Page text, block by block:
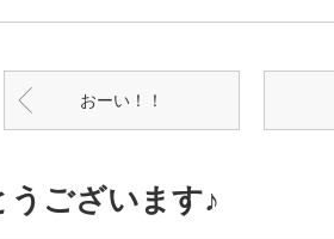
おーい！！
うございます♪